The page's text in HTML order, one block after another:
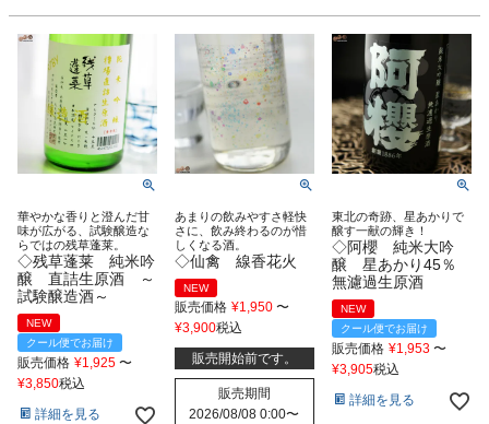
華やかな香りと澄んだ甘
味が広がる、試験醸造な
らではの残草蓬莱。
◇残草蓬莱 純米吟
醸 直詰生原酒 ～
試験醸造酒～
NEW
クール便でお届け
販売価格 ¥1,925 〜
¥3,850税込
詳細を見る
あまりの飲みやすさ軽快
さに、飲み終わるのが惜
しくなる酒。
◇仙禽 線香花火
NEW
販売価格 ¥1,950 〜
¥3,900税込
販売開始前です。
販売期間
2026/08/08 0:00〜
東北の奇跡、星あかりで
醸す一献の輝き！
◇阿櫻 純米大吟
醸 星あかり45％
無濾過生原酒
NEW
クール便でお届け
販売価格 ¥1,953 〜
¥3,905税込
詳細を見る